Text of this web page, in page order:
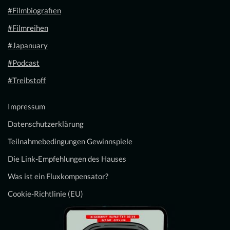
#Filmbiografien
#Filmreihen
#Japanuary
#Podcast
#Treibstoff
Impressum
Datenschutzerklärung
Teilnahmebedingungen Gewinnspiele
Die Link-Empfehlungen des Hauses
Was ist ein Fluxkompensator?
Cookie-Richtlinie (EU)